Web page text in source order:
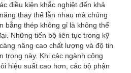
điều kiện khắc nghiệt đến khả
thay thế lẫn nhau mà chúng
bằng thép không gỉ là không thể
Những tiến bộ liên tục trong kỹ
nâng cao chất lượng và độ tin
trọng này. Khi các ngành công
hiệu suất cao hơn, các bộ phận